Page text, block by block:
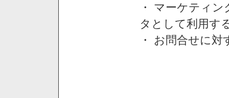
・ マーケティ
タとして利用す
・ お問合せに